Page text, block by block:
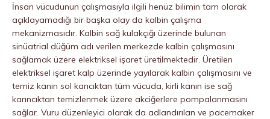
İnsan vücudunun çalışmasıyla ilgili henüz bilimin tam olarak
açıklayamadığı bir başka olay da kalbin çalışma
mekanizmasıdır. Kalbin sağ kulakçığı üzerinde bulunan
sinüatrial düğüm adı verilen merkezde kalbin çalışmasını
sağlamak üzere elektriksel işaret üretilmektedir. Üretilen
elektriksel işaret kalp üzerinde yayılarak kalbin çalışmasını ve
temiz kanın sol karıcıktan tüm vücuda, kirli kanın ise sağ
karıncıktan temizlenmek üzere akciğerlere pompalanmasını
sağlar. Vuru düzenleyici olarak da adlandırılan ve pacemaker